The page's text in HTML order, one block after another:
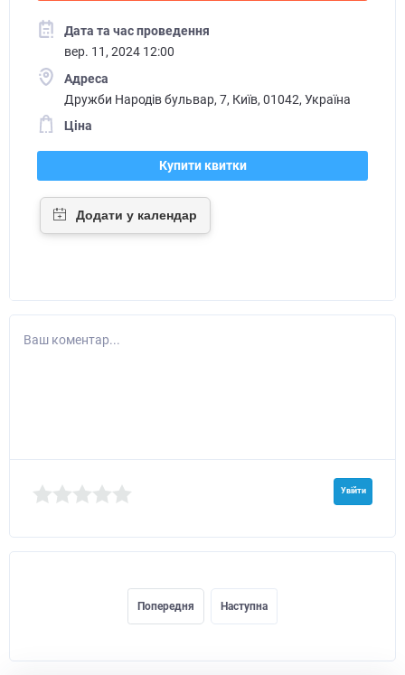
Дата та час проведення
вер. 11, 2024 12:00
Адреса
Дружби Народів бульвар, 7, Київ, 01042, Україна
Ціна
Купити квитки
Ваш коментар...
Увійти
Попередня Наступна